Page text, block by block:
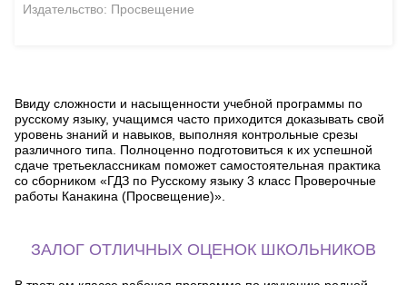
Издательство: Просвещение
Ввиду сложности и насыщенности учебной программы по
русскому языку, учащимся часто приходится доказывать свой
уровень знаний и навыков, выполняя контрольные срезы
различного типа. Полноценно подготовиться к их успешной
сдаче третьеклассникам поможет самостоятельная практика
со сборником «ГДЗ по Русскому языку 3 класс Проверочные
работы Канакина (Просвещение)».
ЗАЛОГ ОТЛИЧНЫХ ОЦЕНОК ШКОЛЬНИКОВ